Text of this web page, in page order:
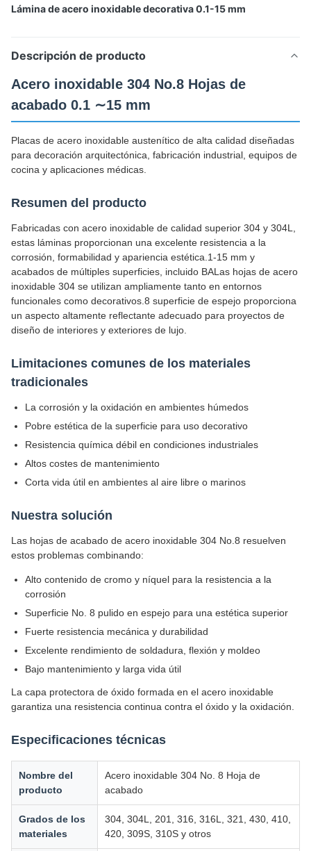
Lámina de acero inoxidable decorativa 0.1-15 mm
Descripción de producto
Acero inoxidable 304 No.8 Hojas de
acabado 0.1 ∼15 mm
Placas de acero inoxidable austenítico de alta calidad diseñadas
para decoración arquitectónica, fabricación industrial, equipos de
cocina y aplicaciones médicas.
Resumen del producto
Fabricadas con acero inoxidable de calidad superior 304 y 304L,
estas láminas proporcionan una excelente resistencia a la
corrosión, formabilidad y apariencia estética.1-15 mm y
acabados de múltiples superficies, incluido BALas hojas de acero
inoxidable 304 se utilizan ampliamente tanto en entornos
funcionales como decorativos.8 superficie de espejo proporciona
un aspecto altamente reflectante adecuado para proyectos de
diseño de interiores y exteriores de lujo.
Limitaciones comunes de los materiales
tradicionales
La corrosión y la oxidación en ambientes húmedos
Pobre estética de la superficie para uso decorativo
Resistencia química débil en condiciones industriales
Altos costes de mantenimiento
Corta vida útil en ambientes al aire libre o marinos
Nuestra solución
Las hojas de acabado de acero inoxidable 304 No.8 resuelven
estos problemas combinando:
Alto contenido de cromo y níquel para la resistencia a la
corrosión
Superficie No. 8 pulido en espejo para una estética superior
Fuerte resistencia mecánica y durabilidad
Excelente rendimiento de soldadura, flexión y moldeo
Bajo mantenimiento y larga vida útil
La capa protectora de óxido formada en el acero inoxidable
garantiza una resistencia continua contra el óxido y la oxidación.
Especificaciones técnicas
Nombre del
producto
Acero inoxidable 304 No. 8 Hoja de
acabado
Grados de los
materiales
304, 304L, 201, 316, 316L, 321, 430, 410,
420, 309S, 310S y otros